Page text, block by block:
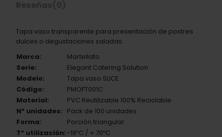
Tapa vaso transparente para presentación de postres
dulces o degustaciones saladas.
Marca:
Martellato
Serie:
Elegant Catering Solution
Modelo:
Tapa vaso SLICE
Código:
PMOFT001C
Material:
PVC Reutilizable 100% Reciclable
Nº unidades: Pack de 100 unidades
Forma:
Porción triangular
Tº utilización: -18ºC / + 70ºC